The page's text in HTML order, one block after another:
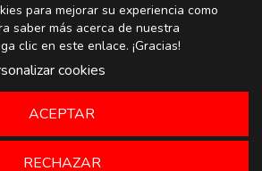
para mejorar su experiencia como
saber más acerca de nuestra
clic en este enlace. ¡Gracias!
cookies
RECHAZAR
ACEPTAR